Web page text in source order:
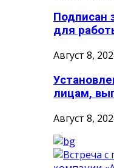
Подписан
для
Август 8,
лицам,
Август 8,